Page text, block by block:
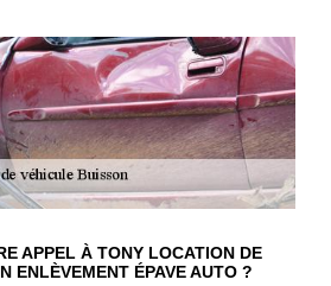
APPEL À TONY LOCATION DE
ENLÈVEMENT ÉPAVE AUTO ?